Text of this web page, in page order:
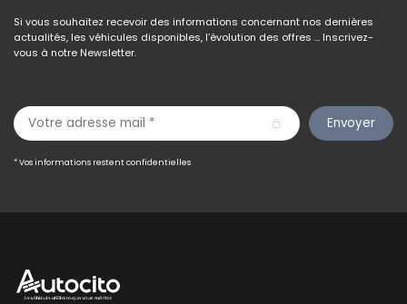
Si vous souhaitez recevoir des informations concernant nos dernières
actualités, les véhicules disponibles, l’évolution des offres … Inscrivez-
vous à notre Newsletter.
Envoyer
* Vos informations restent confidentielles